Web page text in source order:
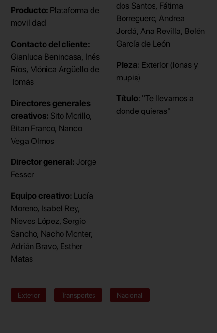
Producto: Plataforma de
movilidad
Contacto del cliente:
Gianluca Benincasa, Inés
Ríos, Mónica Argüello de
Tomás
Directores generales
creativos: Sito Morillo,
Bitan Franco, Nando
Vega Olmos
Director general:Jorge
Fesser
Equipo creativo: Lucía
Moreno, Isabel Rey,
Nieves López, Sergio
Sancho, Nacho Monter,
Adrián Bravo, Esther
Matas
dos Santos, Fátima
Borreguero, Andrea
Jordá, Ana Revilla, Belén
García de León
Pieza: Exterior (lonas y
mupis)
Título: "Te llevamos a
donde quieras"
Exterior Transportes Nacional